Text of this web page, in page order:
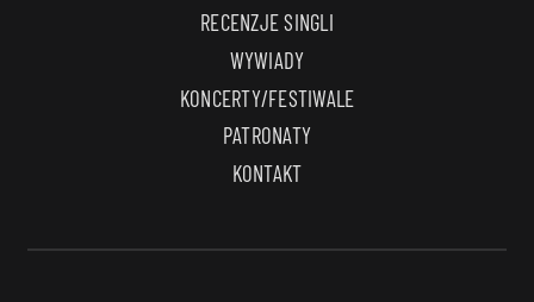
RECENZJE SINGLI
WYWIADY
KONCERTY/FESTIWALE
PATRONATY
KONTAKT